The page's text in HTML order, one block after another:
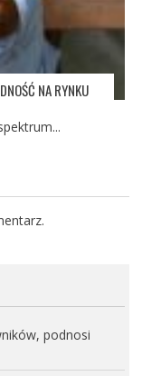
NA RYNKU
podnosi